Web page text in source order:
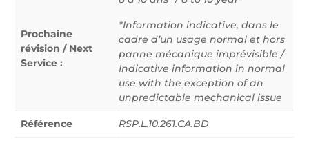
Prochaine
révision / Next
Service :
*Information indicative, dans le
cadre d’un usage normal et hors
panne mécanique imprévisible /
Indicative information in normal
use with the exception of an
unpredictable mechanical issue
Référence RSP.L.10.261.CA.BD